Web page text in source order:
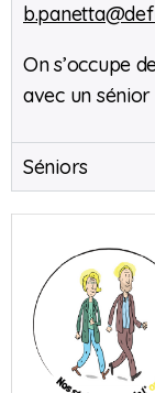
On s’occupe
avec un
Séniors